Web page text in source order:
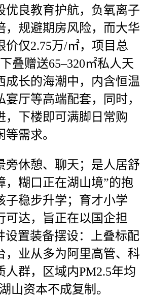
优良教育护航，负氧离子
，规避期房风险，而大华
价仅2.75万/㎡，项目总
叠赠送65–320㎡私人天
成长的海潮中，内含恒温
厅等高端配套，同时，
，下楼即可满脚日常购
需求。
休憩、聊天；是人居舒
，糊口正在湖山境”的抱
子稳步升学；育才小学
可达，旨正在以国企担
设置装备摆设：上叠标配
，业从多为阿里高管、科
人群，区域内PM2.5年均
山资本不成复制。